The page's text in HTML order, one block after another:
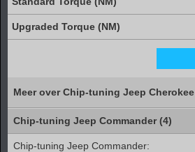
Meer over Chip-tuning Jeep Cherokee
Chip-tuning Jeep Commander (4)
Chip-tuning Jeep Commander: